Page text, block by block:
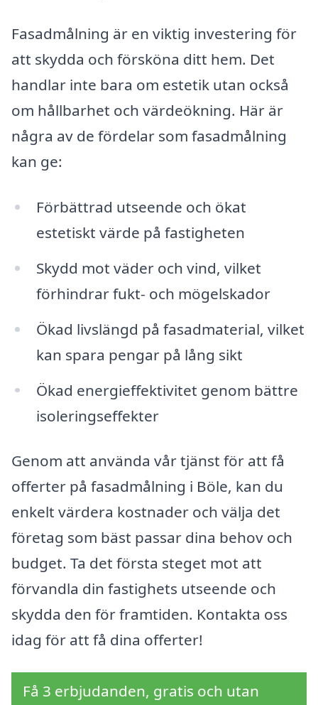
Fasadmålning är en viktig investering för
att skydda och försköna ditt hem. Det
handlar inte bara om estetik utan också
om hållbarhet och värdeökning. Här är
några av de fördelar som fasadmålning
kan ge:
Förbättrad utseende och ökat
estetiskt värde på fastigheten
Skydd mot väder och vind, vilket
förhindrar fukt- och mögelskador
Ökad livslängd på fasadmaterial, vilket
kan spara pengar på lång sikt
Ökad energieffektivitet genom bättre
isoleringseffekter
Genom att använda vår tjänst för att få
offerter på fasadmålning i Böle, kan du
enkelt värdera kostnader och välja det
företag som bäst passar dina behov och
budget. Ta det första steget mot att
förvandla din fastighets utseende och
skydda den för framtiden. Kontakta oss
idag för att få dina offerter!
Få 3 erbjudanden, gratis och utan